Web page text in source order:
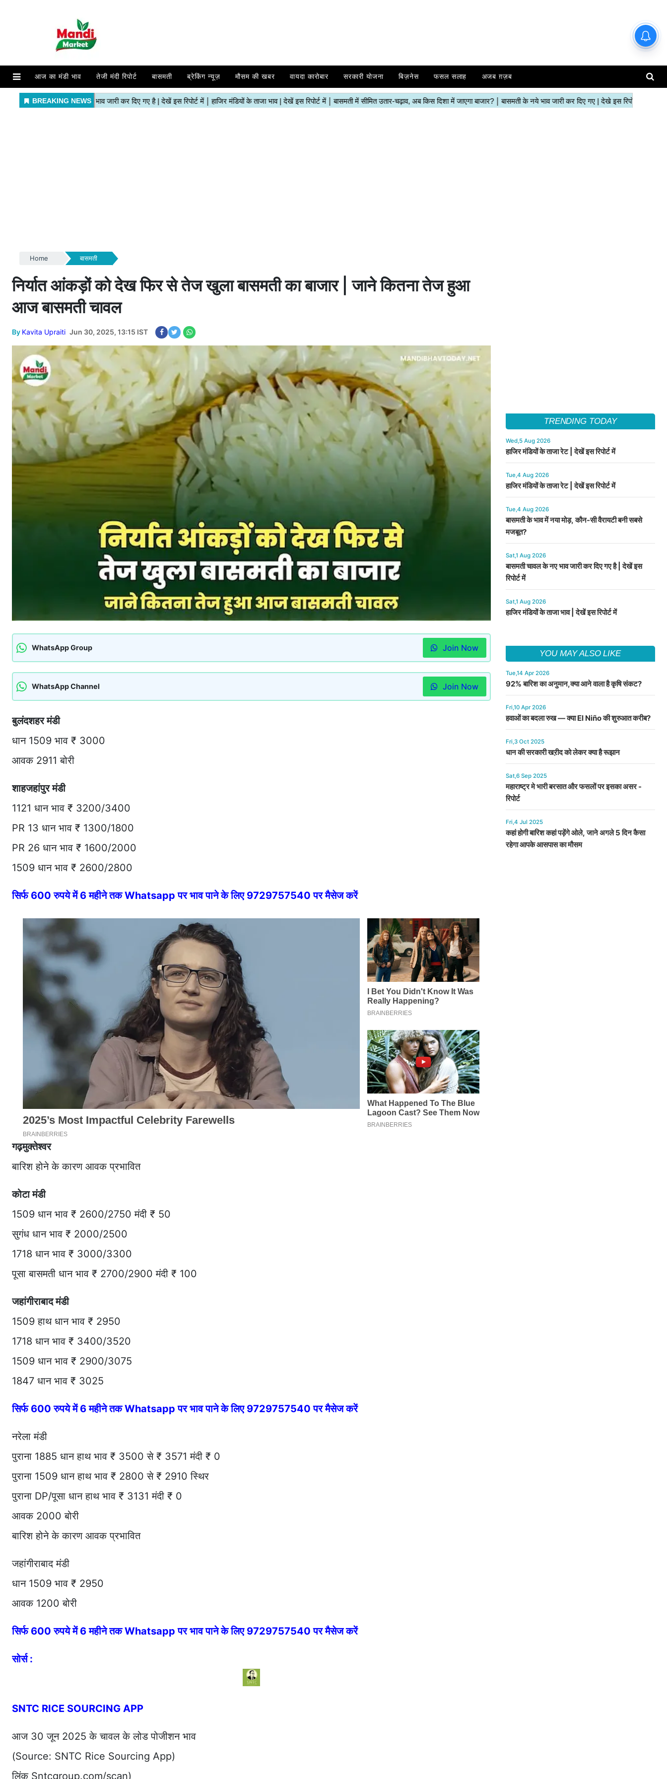
आज का मंडी भाव तेजी मंदी रिपोर्ट बासमती ब्रेकिंग न्यूज़ मौसम की खबर वायदा कारोबार सरकारी योजना बिज़नेस फसल सलाह अजब ग़ज़ब
Home बासमती
निर्यात आंकड़ों को देख फिर से तेज खुला बासमती का बाजार | जाने कितना तेज हुआ
आज बासमती चावल
By Kavita Upraiti Jun 30, 2025, 13:15 IST
WhatsApp Group Join Now
WhatsApp Channel Join Now
बुलंदशहर मंडी
धान 1509 भाव ₹ 3000
आवक 2911 बोरी
शाहजहांपुर मंडी
1121 धान भाव ₹ 3200/3400
PR 13 धान भाव ₹ 1300/1800
PR 26 धान भाव ₹ 1600/2000
1509 धान भाव ₹ 2600/2800
सिर्फ 600 रुपये में 6 महीने तक Whatsapp पर भाव पाने के लिए 9729757540 पर मैसेज करें
गढ़मुक्तेश्वर
बारिश होने के कारण आवक प्रभावित
कोटा मंडी
1509 धान भाव ₹ 2600/2750 मंदी ₹ 50
सुगंध धान भाव ₹ 2000/2500
1718 धान भाव ₹ 3000/3300
पूसा बासमती धान भाव ₹ 2700/2900 मंदी ₹ 100
जहांगीराबाद मंडी
1509 हाथ धान भाव ₹ 2950
1718 धान भाव ₹ 3400/3520
1509 धान भाव ₹ 2900/3075
1847 धान भाव ₹ 3025
सिर्फ 600 रुपये में 6 महीने तक Whatsapp पर भाव पाने के लिए 9729757540 पर मैसेज करें
नरेला मंडी
पुराना 1885 धान हाथ भाव ₹ 3500 से ₹ 3571 मंदी ₹ 0
पुराना 1509 धान हाथ भाव ₹ 2800 से ₹ 2910 स्थिर
पुराना DP/पूसा धान हाथ भाव ₹ 3131 मंदी ₹ 0
आवक 2000 बोरी
बारिश होने के कारण आवक प्रभावित
जहांगीराबाद मंडी
धान 1509 भाव ₹ 2950
आवक 1200 बोरी
सिर्फ 600 रुपये में 6 महीने तक Whatsapp पर भाव पाने के लिए 9729757540 पर मैसेज करें
सोर्स :
SNTC RICE SOURCING APP
आज 30 जून 2025 के चावल के लोड पोजीशन भाव
(Source: SNTC Rice Sourcing App)
लिंक Sntcgroup.com/scan)
TRENDING TODAY
Wed,5 Aug 2026
हाजिर मंडियों के ताजा रेट | देखें इस रिपोर्ट में
Tue,4 Aug 2026
हाजिर मंडियों के ताजा रेट | देखें इस रिपोर्ट में
Tue,4 Aug 2026
बासमती के भाव में नया मोड़, कौन-सी वैरायटी बनी सबसे
मजबूत?
Sat,1 Aug 2026
बासमती चावल के नए भाव जारी कर दिए गए है | देखें इस
रिपोर्ट में
Sat,1 Aug 2026
हाजिर मंडियों के ताजा भाव | देखें इस रिपोर्ट में
YOU MAY ALSO LIKE
Tue,14 Apr 2026
92% बारिश का अनुमान,क्या आने वाला है कृषि संकट?
Fri,10 Apr 2026
हवाओं का बदला रुख — क्या El Niño की शुरुआत करीब?
Fri,3 Oct 2025
धान की सरकारी खऱीद को लेकर क्या है रूझान
Sat,6 Sep 2025
महाराष्ट्र मे भारी बरसात और फसलों पर इसका असर -
रिपोर्ट
Fri,4 Jul 2025
कहां होगी बारिश कहां पड़ेंगे ओले, जाने अगले 5 दिन कैसा
रहेगा आपके आसपास का मौसम